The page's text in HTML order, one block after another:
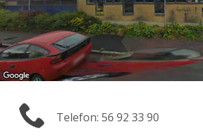
Telefon: 56 92 33 90